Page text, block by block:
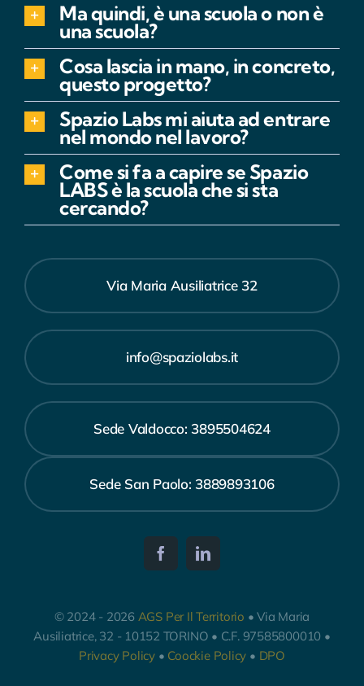
Ma quindi, è una scuola o non è
una scuola?
Cosa lascia in mano, in concreto,
questo progetto?
Spazio Labs mi aiuta ad entrare
nel mondo nel lavoro?
Come si fa a capire se Spazio
LABS è la scuola che si sta
cercando?
Via Maria Ausiliatrice 32
info@spaziolabs.it
Sede Valdocco: 3895504624
Sede San Paolo: 3889893106
© 2024 - 2026 AGS Per Il Territorio • Via Maria
Ausiliatrice, 32 - 10152 TORINO • C.F. 97585800010 •
Privacy Policy • Coockie Policy • DPO